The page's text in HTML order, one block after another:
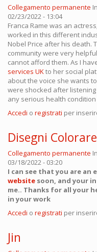
Collegamento permanente
02/23/2022 - 13:04
Franca Rame was an
worked in this different
Nobel Price after his death.
community were very
cannot afford them. As I
services UKto her social
about the voice she wants
were shocked after
any serious health
Accedi o registrati per
Disegni Colorare
Collegamento permanente
03/18/2022 - 03:20
I can see that you are an
website soon, and your
me.. Thanks for all your
in your work
Accedi o registrati per
Jin